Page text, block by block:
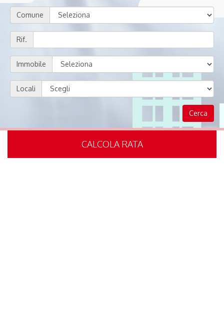
Comune
Rif.
Immobile
Locali
CALCOLA RATA